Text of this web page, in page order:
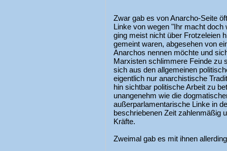
Zwar gab es von Anarcho-Seite
Linke von wegen "Ihr macht
ging meist nicht über Frotzeleien
gemeint waren, abgesehen von
Anarchos nennen möchte und
Marxisten schlimmere Feinde zu
sich aus den allgemeinen
eigentlich nur anarchistische
hin sichtbar politische Arbeit zu
unangenehm wie die
außerparlamentarische Linke in
beschriebenen Zeit zahlenmäßig
Kräfte.
Zweimal gab es mit ihnen